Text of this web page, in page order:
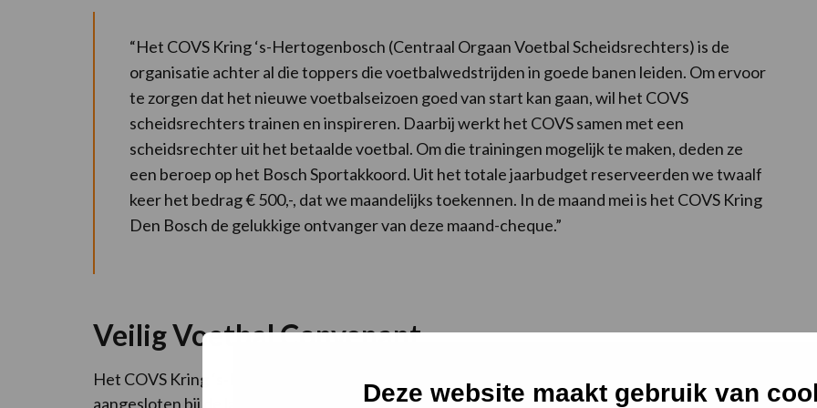
Deze website maakt gebruik van
“Het COVS Kring ‘s-Hertogenbosch (Centraal Orgaan Voetbal Scheidsrechters) is de
organisatie achter al die toppers die voetbalwedstrijden in goede banen leiden. Om ervoor
te zorgen dat het nieuwe voetbalseizoen goed van start kan gaan, wil het COVS
scheidsrechters trainen en inspireren. Daarbij werkt het COVS samen met een
scheidsrechter uit het betaalde voetbal. Om die trainingen mogelijk te maken, deden ze
een beroep op het Bosch Sportakkoord. Uit het totale jaarbudget reserveerden we twaalf
keer het bedrag € 500,-, dat we maandelijks toekennen. In de maand mei is het COVS Kring
Den Bosch de gelukkige ontvanger van deze maand-cheque.”
Veilig Voetbal Convenant
Het COVS Kring ‘s-Hertogenbosch is 1 van de 70 scheidsrechtersverenigingen die samen zijn
aangesloten bij de landelijke COVS-organisatie. De COVS werkt nauw samen met voetbalbond